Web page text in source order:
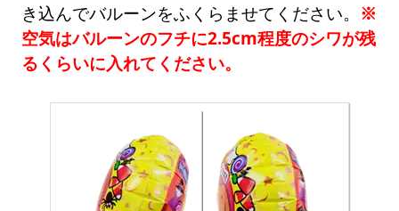
き込んでバルーンをふくらませてください。 ※
空気はバルーンのフチに2.5cm程度のシワが残
るくらいに入れてください。